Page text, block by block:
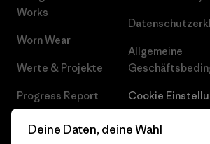
Works
Worn Wear
Werte & Projekte
Progress Report
Business Unusual
Allgemeine
Cookie
Karriere
Deine Daten, deine Wahl